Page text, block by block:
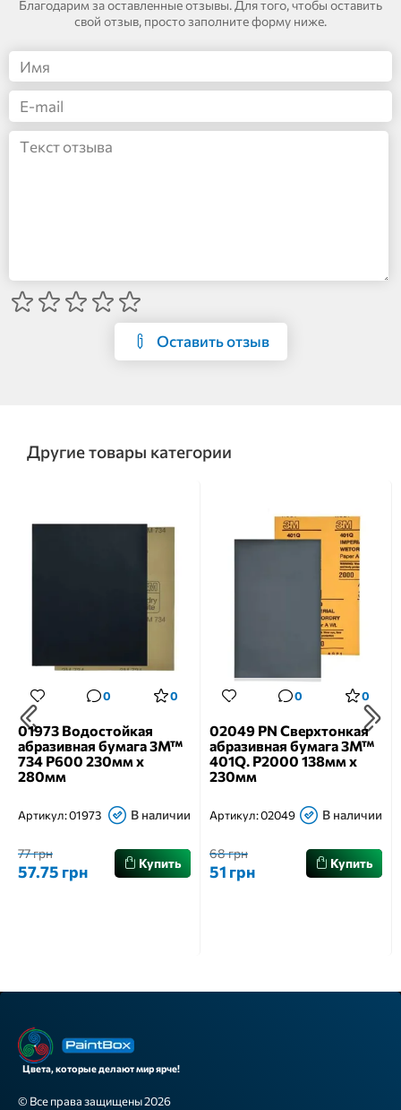
Благодарим за оставленные отзывы. Для того, чтобы оставить
свой отзыв, просто заполните форму ниже.
Оставить отзыв
Другие товары категории
0 0
01973 Водостойкая
абразивная бумага 3M™
734 Р600 230мм х
280мм
Артикул:01973 В наличии
77 грн
57.75 грн Купить
0 0
02049 PN Сверхтонкая
абразивная бумага 3M™
401Q. P2000 138мм х
230мм
Артикул:02049 В наличии
68 грн
51 грн Купить
Цвета, которые делают мир ярче!
© Все права защищены 2026